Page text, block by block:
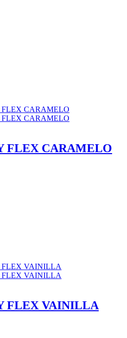
FLEX CARAMELO
FLEX VAINILLA